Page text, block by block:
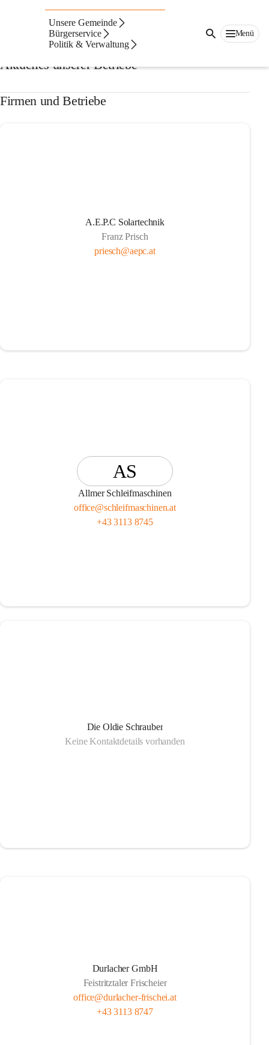
Unsere Gemeinde
Bürgerservice
Politik & Verwaltung
Menü
Firmen & Betriebe
Aktuelles unserer Betriebe
Firmen und Betriebe
A.E.P.C Solartechnik
Franz Prisch
priesch@aepc.at
AS
Allmer Schleifmaschinen
office@schleifmaschinen.at
+43 3113 8745
Die Oldie Schrauber
Keine Kontaktdetails vorhanden
Durlacher GmbH
Feistritztaler Frischeier
office@durlacher-frischei.at
+43 3113 8747